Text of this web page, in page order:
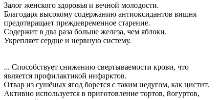
Залог женского здоровья и вечной молодости.
Благодаря высокому содержанию антиоксидантов вишня
предотвращает преждевременное старение.
Содержит в два раза больше железа, чем яблоки.
Укрепляет сердце и нервную систему.
... Способствует снижению свертываемости крови, что
является профилактикой инфарктов.
Отвар из сушёных ягод борется с таким недугом, как цистит.
Активно используется в приготовление тортов, йогуртов,